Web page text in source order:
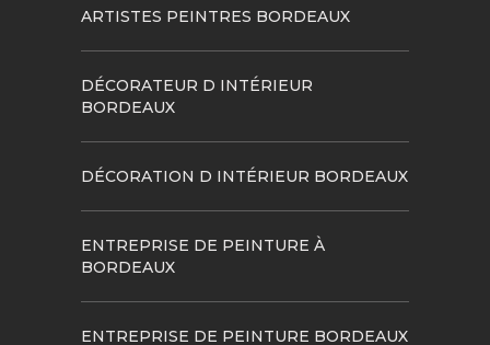
ARTISTES PEINTRES BORDEAUX
DÉCORATEUR D INTÉRIEUR
BORDEAUX
DÉCORATION D INTÉRIEUR BORDEAUX
ENTREPRISE DE PEINTURE À
BORDEAUX
ENTREPRISE DE PEINTURE BORDEAUX